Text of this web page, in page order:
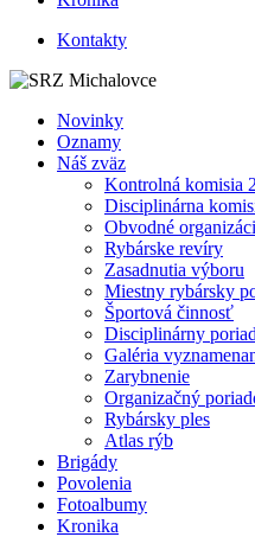
Kontakty
Novinky
Oznamy
Náš zväz
Kontrolná komisia
Disciplinárna
Obvodné
Rybárske revíry
Zasadnutia výboru
Miestny rybársky
Športová činnosť
Disciplinárny
Galéria
Zarybnenie
Organizačný
Rybársky ples
Atlas rýb
Brigády
Povolenia
Fotoalbumy
Kronika